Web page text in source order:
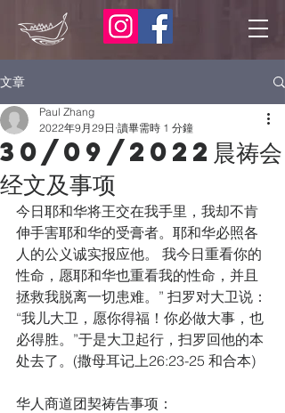
文章
30/09/2022晨祷会
经文及事项
Paul Zhang
2022年9月29日 讀畢需時 1 分鐘
今日耶和华将王交在我手里，我却不肯
伸手害耶和华的受膏者。耶和华必照各
人的公义诚实报应他。 我今日重看你的
性命，愿耶和华也重看我的性命，并且
拯救我脱离一切患难。” 扫罗对大卫说：
“我儿大卫，愿你得福！你必做大事，也
必得胜。”于是大卫起行，扫罗回他的本
处去了。(撒母耳记上26:23-25 和合本)
华人商道团契祷告事项：